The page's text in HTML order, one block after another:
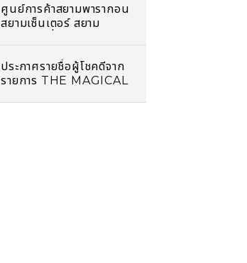
ศูนย์การค้าสยามพารากอน
สยามเซ็นเตอร์ สยาม
ชั่วคราว
ประกาศรายชื่อผู้โชคดีจาก
รายการ THE MAGICAL